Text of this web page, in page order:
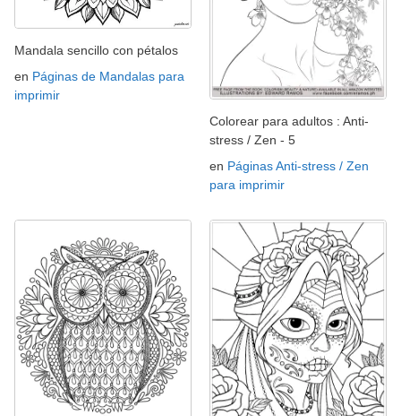
Mandala sencillo con pétalos
en Páginas de Mandalas para
imprimir
Colorear para adultos : Anti-
stress / Zen - 5
en Páginas Anti-stress / Zen
para imprimir